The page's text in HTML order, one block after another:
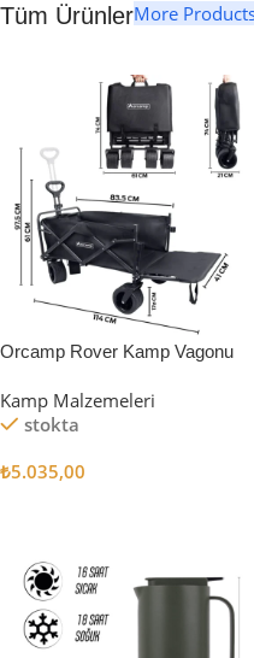
Tüm ÜrünlerMore
Orcamp Rover Kamp Vagonu
Kamp Malzemeleri
stokta
₺5.035,00